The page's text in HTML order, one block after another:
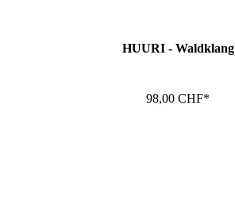
HUURI - Waldklang
98,00 CHF*
In den Warenkorb